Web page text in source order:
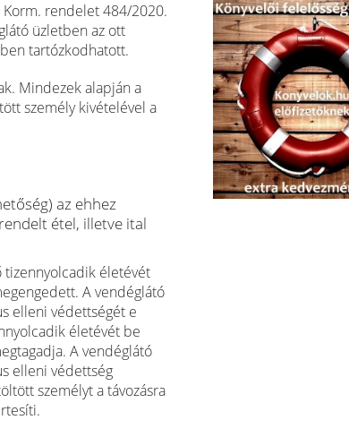
rendelet 484/2020.
üzletben az ott
tartózkodhatott.
Mindezek alapján a
személy kivételével a
az ehhez
étel, illetve ital
tizennyolcadik életévét
A vendéglátó
elleni védettségét e
életévét be
A vendéglátó
elleni védettség
személyt a távozásra